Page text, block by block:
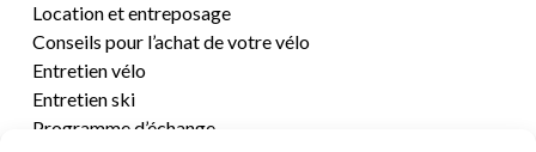
Location et entreposage
Conseils pour l’achat de votre vélo
Entretien vélo
Entretien ski
Programme d’échange